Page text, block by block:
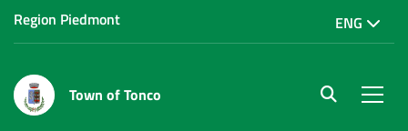
Region Piedmont ENG
Town of Tonco site.searc